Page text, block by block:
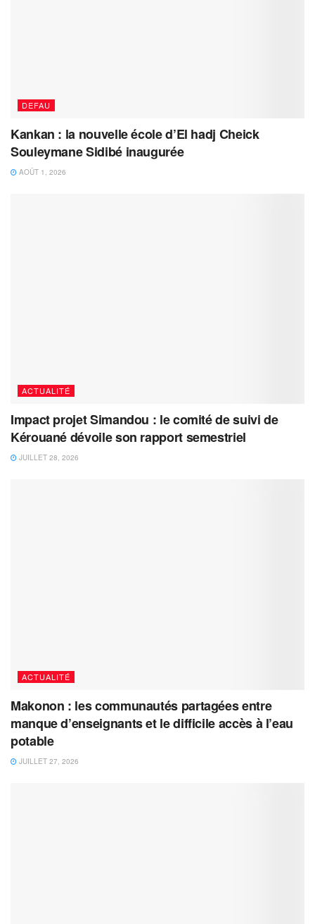
DEFAU
Kankan : la nouvelle école d’El hadj Cheick
Souleymane Sidibé inaugurée
AOÛT 1, 2026
ACTUALITÉ
Impact projet Simandou : le comité de suivi de
Kérouané dévoile son rapport semestriel
JUILLET 28, 2026
ACTUALITÉ
Makonon : les communautés partagées entre
manque d’enseignants et le difficile accès à l’eau
potable
JUILLET 27, 2026